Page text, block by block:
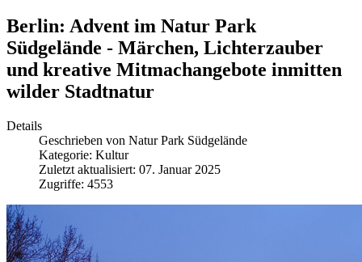
Berlin: Advent im Natur Park
Südgelände - Märchen, Lichterzauber
und kreative Mitmachangebote inmitten
wilder Stadtnatur
Details
Geschrieben von Natur Park Südgelände
Kategorie: Kultur
Zuletzt aktualisiert: 07. Januar 2025
Zugriffe: 4553